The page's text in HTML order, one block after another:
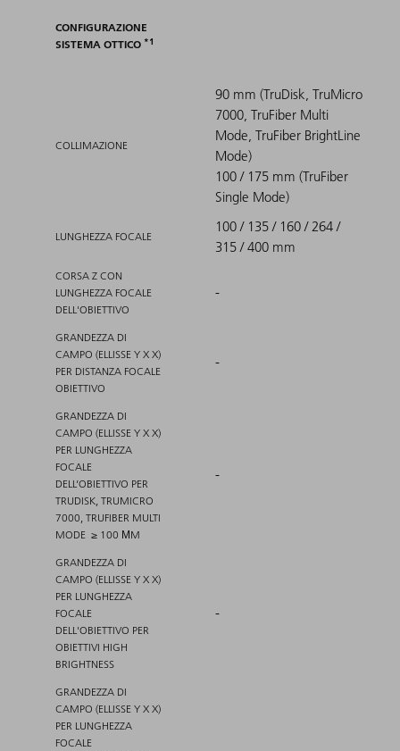
CONFIGURAZIONE
SISTEMA OTTICO
1
COLLIMAZIONE
90 mm (TruDisk, TruMicro
7000, TruFiber Multi
Mode, TruFiber BrightLine
Mode)
100 / 175 mm (TruFiber
Single Mode)
LUNGHEZZA FOCALE
100 / 135 / 160 / 264 /
315 / 400 mm
CORSA Z CON
LUNGHEZZA FOCALE
DELL'OBIETTIVO
-
GRANDEZZA DI
CAMPO (ELLISSE Y X X)
PER DISTANZA FOCALE
OBIETTIVO
-
GRANDEZZA DI
CAMPO (ELLISSE Y X X)
PER LUNGHEZZA
FOCALE
DELL’OBIETTIVO PER
TRUDISK, TRUMICRO
7000, TRUFIBER MULTI
MODE ≥ 100 ΜM
-
GRANDEZZA DI
CAMPO (ELLISSE Y X X)
PER LUNGHEZZA
FOCALE
DELL'OBIETTIVO PER
OBIETTIVI HIGH
BRIGHTNESS
-
GRANDEZZA DI
CAMPO (ELLISSE Y X X)
PER LUNGHEZZA
FOCALE